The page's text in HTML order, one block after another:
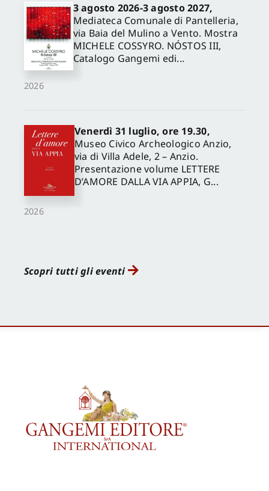
2026
3 agosto 2026-3 agosto 2027,
Mediateca Comunale di Pantelleria,
via Baia del Mulino a Vento. Mostra
MICHELE COSSYRO. NÓSTOS III,
Catalogo Gangemi edi...
2026
Venerdì 31 luglio, ore 19.30,
Museo Civico Archeologico Anzio,
via di Villa Adele, 2 – Anzio.
Presentazione volume LETTERE
D’AMORE DALLA VIA APPIA, G...
Scopri tutti gli eventi